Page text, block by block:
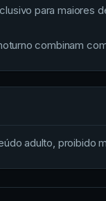
para maiores
combinam
adulto, proibido